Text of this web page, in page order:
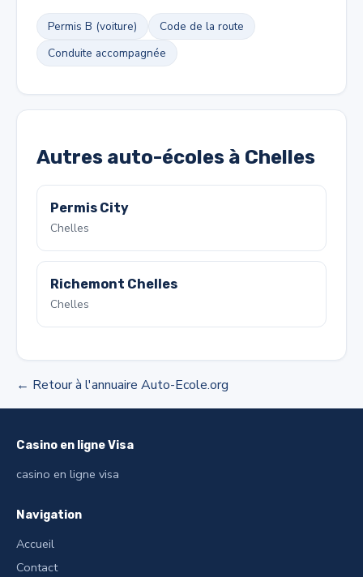
Permis B (voiture)
Code de la route
Conduite accompagnée
Autres auto-écoles à Chelles
Permis City
Chelles
Richemont Chelles
Chelles
← Retour à l'annuaire Auto-Ecole.org
Casino en ligne Visa
casino en ligne visa
Navigation
Accueil
Contact